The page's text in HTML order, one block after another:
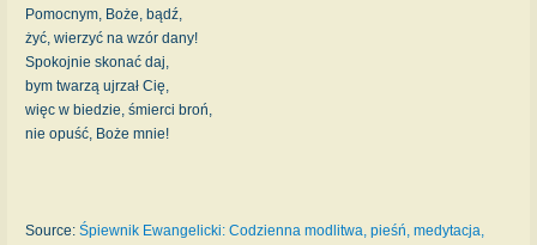
Pomocnym, Boże, bądź,
żyć, wierzyć na wzór dany!
Spokojnie skonać daj,
bym twarzą ujrzał Cię,
więc w biedzie, śmierci broń,
nie opuść, Boże mnie!
Source: Śpiewnik Ewangelicki: Codzienna modlitwa, pieśń, medytacja,